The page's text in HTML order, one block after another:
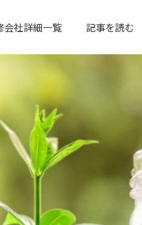
会社詳細一覧 記事を読む